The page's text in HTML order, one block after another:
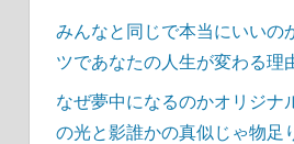
みんなと同じで本当にいいの
ツであなたの人生が変わる理
なぜ夢中になるのかオリジナ
の光と影誰かの真似じゃ物足